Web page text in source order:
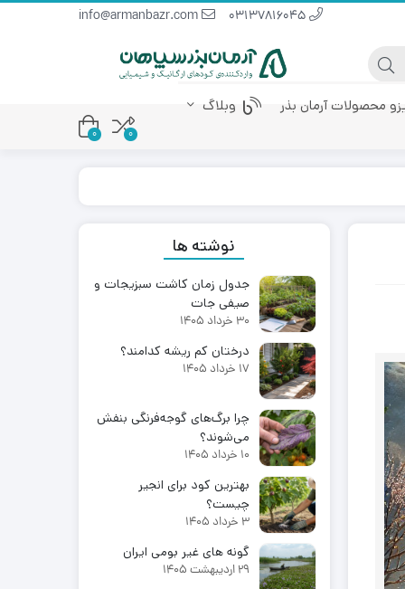
محصولات آرمان بذر وبلاگ
0
0
نوشته ها
جدول زمان کاشت سبزیجات و
صیفی جات
30 خرداد 1405
درختان کم ریشه کدامند؟
17 خرداد 1405
چرا برگ‌های گوجه‌فرنگی بنفش
می‌شوند؟
10 خرداد 1405
بهترین کود برای انجیر
چیست؟
3 خرداد 1405
گونه های غیر بومی ایران
29 اردیبهشت 1405